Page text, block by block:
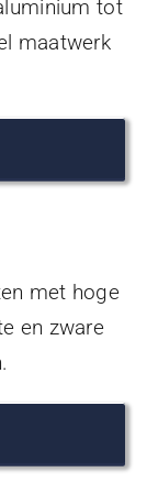
tot
maatwerk
met hoge
en zware